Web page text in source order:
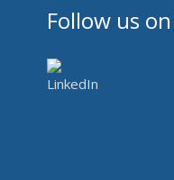
Follow us